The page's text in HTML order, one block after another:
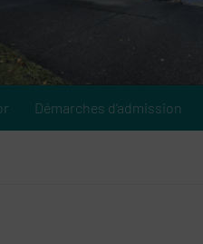
Démarches d’admission